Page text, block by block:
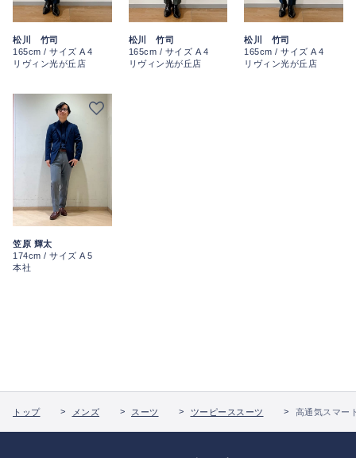
松川 竹司
165cm / サイズ A 4
リヴィン光が丘店
松川 竹司
165cm / サイズ A 4
リヴィン光が丘店
松川 竹司
165cm / サイズ A 4
リヴィン光が丘店
笠原 輝太
174cm / サイズ A 5
本社
トップ メンズ スーツ ツーピーススーツ 高通気スマー